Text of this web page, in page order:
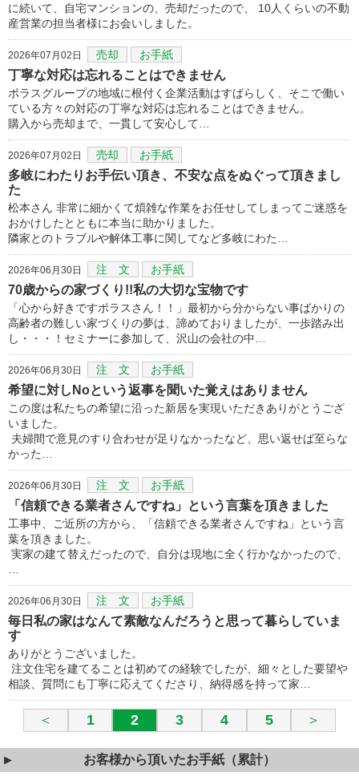
に続いて、自宅マンションの、売却だったので、 10人くらいの不動
産営業の担当者様にお会いしました。
2026年07月02日 売却 お手紙
丁寧な対応は忘れることはできません
ポラスグループの地域に根付く企業活動はすばらしく、そこで働い
ている方々の対応の丁寧な対応は忘れることはできません。
購入から売却まで、一貫して安心して…
2026年07月02日 売却 お手紙
多岐にわたりお手伝い頂き、不安な点をぬぐって頂きまし
た
松本さん 非常に細かくて煩雑な作業をお任せしてしまってご迷惑を
おかけしたとともに本当に助かりました。
隣家とのトラブルや解体工事に関してなど多岐にわた…
2026年06月30日 注 文 お手紙
70歳からの家づくり!!私の大切な宝物です
「心から好きですポラスさん！！」最初から分からない事ばかりの
高齢者の難しい家づくりの夢は、諦めておりましたが、一歩踏み出
し・・・！セミナーに参加して、沢山の会社の中…
2026年06月30日 注 文 お手紙
希望に対しNoという返事を聞いた覚えはありません
この度は私たちの希望に沿った新居を実現いただきありがとうござ
いました。
夫婦間で意見のすり合わせが足りなかったなど、思い返せば至らな
かった…
2026年06月30日 注 文 お手紙
「信頼できる業者さんですね」という言葉を頂きました
工事中、ご近所の方から、「信頼できる業者さんですね」という言
葉を頂きました。
実家の建て替えだったので、自分は現地に全く行かなかったので、
2026年06月30日 注 文 お手紙
毎日私の家はなんて素敵なんだろうと思って暮らしていま
す
ありがとうございました。
注文住宅を建てることは初めての経験でしたが、細々とした要望や
相談、質問にも丁寧に応えてくださり、納得感を持って家…
＜ 1 2 3 4 5 ＞
お客様から頂いたお手紙（累計）